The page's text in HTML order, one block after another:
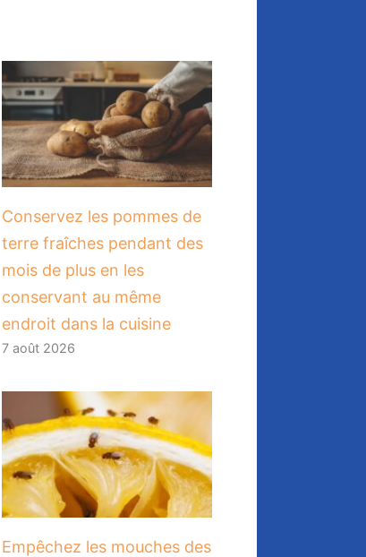
Conservez les pommes de
terre fraîches pendant des
mois de plus en les
conservant au même
endroit dans la cuisine
7 août 2026
​Empêchez les mouches des